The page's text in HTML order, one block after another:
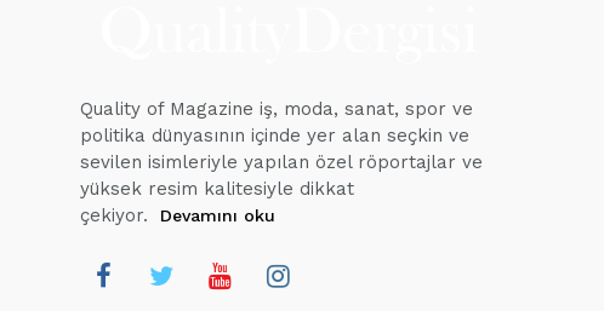
Quality of Magazine iş, moda, sanat, spor ve
politika dünyasının içinde yer alan seçkin ve
sevilen isimleriyle yapılan özel röportajlar ve
yüksek resim kalitesiyle dikkat
çekiyor.
Devamını oku